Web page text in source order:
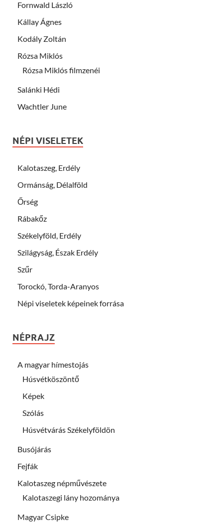
Fornwald László
Kállay Ágnes
Kodály Zoltán
Rózsa Miklós
Rózsa Miklós filmzenéi
Salánki Hédi
Wachtler June
NÉPI VISELETEK
Kalotaszeg, Erdély
Ormánság, Délalföld
Őrség
Rábakőz
Székelyföld, Erdély
Szilágyság, Észak Erdély
Szűr
Torockó, Torda-Aranyos
Népi viseletek képeinek forrása
NÉPRAJZ
A magyar hímestojás
Húsvétköszöntő
Képek
Szólás
Húsvétvárás Székelyföldön
Busójárás
Fejfák
Kalotaszeg népművészete
Kalotaszegi lány hozománya
Magyar Csipke